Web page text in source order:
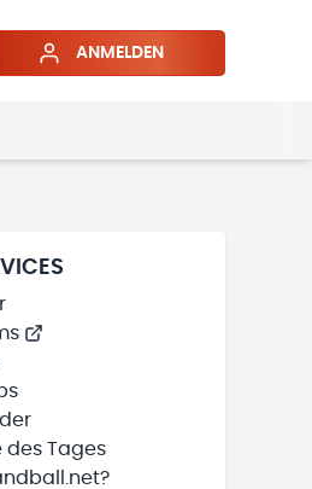
ANMELDEN
des Tages